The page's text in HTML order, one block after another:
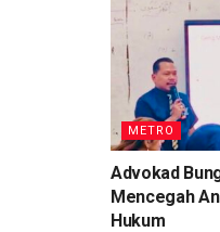
METRO
Advokad
Mencegah
Hukum